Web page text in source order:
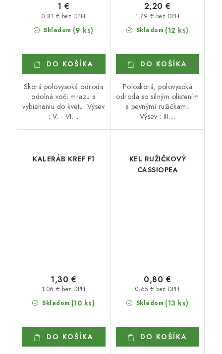
Skladom (9 ks)
0,81 € bez DPH
1 €
DO KOŠÍKA
Skorá polovysoká odroda
odolná voči mrazu a
vybiehaniu do kvetu. Výsev
: V. - VI....
Skladom (12 ks)
1,79 € bez DPH
2,20 €
DO KOŠÍKA
Poloskorá, polovysoká
odroda so silným olistením
a pevnými ružičkami.
Výsev : III....
KALERÁB KREF F1
Skladom (10 ks)
1,06 € bez DPH
1,30 €
DO KOŠÍKA
KEL RUŽIČKOVÝ
CASSIOPEA
Skladom (13 ks)
0,65 € bez DPH
0,80 €
DO KOŠÍKA